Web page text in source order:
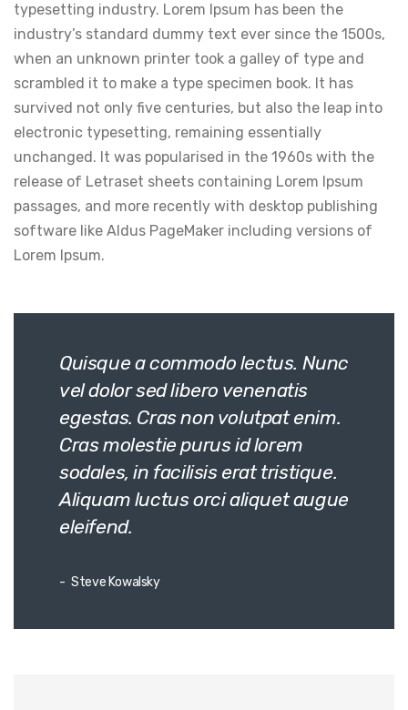
typesetting industry. Lorem Ipsum has been the
industry’s standard dummy text ever since the 1500s,
when an unknown printer took a galley of type and
scrambled it to make a type specimen book. It has
survived not only five centuries, but also the leap into
electronic typesetting, remaining essentially
unchanged. It was popularised in the 1960s with the
release of Letraset sheets containing Lorem Ipsum
passages, and more recently with desktop publishing
software like Aldus PageMaker including versions of
Lorem Ipsum.
Quisque a commodo lectus. Nunc
vel dolor sed libero venenatis
egestas. Cras non volutpat enim.
Cras molestie purus id lorem
sodales, in facilisis erat tristique.
Aliquam luctus orci aliquet augue
eleifend.
Steve Kowalsky